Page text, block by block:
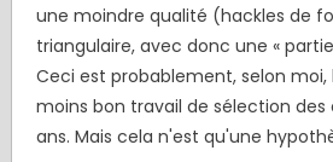
une moindre qualité (hackles de
triangulaire, avec donc une «
Ceci est probablement, selon moi,
moins bon travail de sélection des
ans. Mais cela n'est qu'une